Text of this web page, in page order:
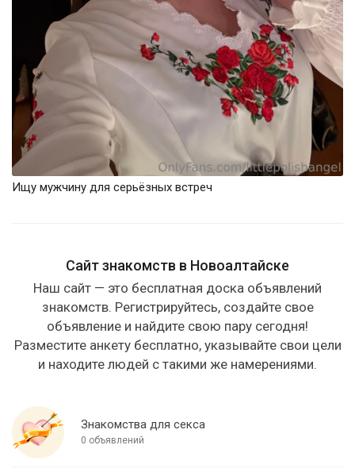
Ищу мужчину для серьёзных встреч
Сайт знакомств в Новоалтайске
Наш сайт — это бесплатная доска объявлений
знакомств. Регистрируйтесь, создайте свое
объявление и найдите свою пару сегодня!
Разместите анкету бесплатно, указывайте свои цели
и находите людей с такими же намерениями.
Знакомства для секса
0 объявлений